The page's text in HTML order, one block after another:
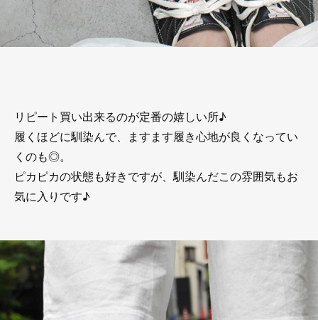
リピート買い出来るのが定番の嬉しい所♪
履くほどに馴染んで、ますます履き心地が良くなってい
くのも◎。
ピカピカの状態も好きですが、馴染んだこの雰囲気もお
気に入りです♪